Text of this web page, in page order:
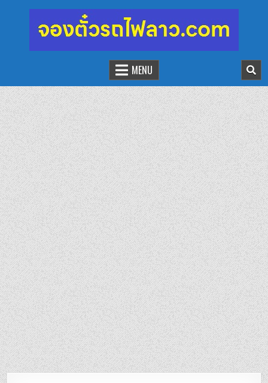
จองตั๋วรถไฟลาว-จีน
นั่งรถไฟเที่ยวประเทศลาว
MENU